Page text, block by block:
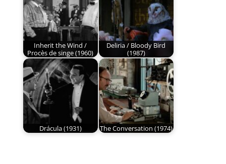
Inherit the Wind /
Procès de singe (1960)
Deliria / Bloody Bird
(1987)
Drácula (1931) The Conversation (1974)